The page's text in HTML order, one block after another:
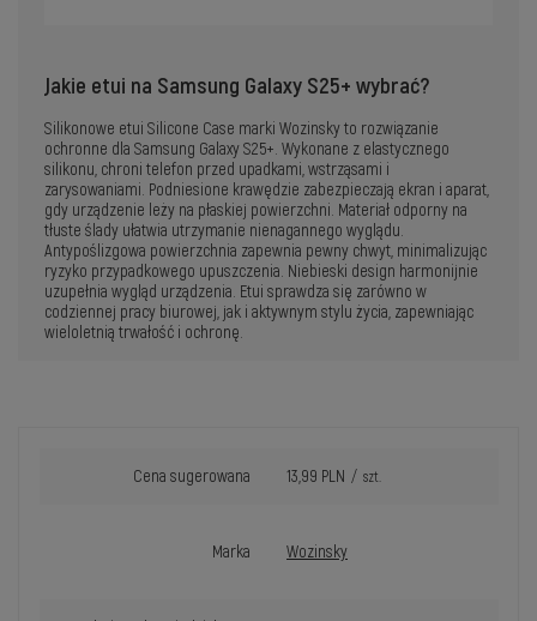
Jakie etui na Samsung Galaxy S25+ wybrać?
Silikonowe etui Silicone Case marki Wozinsky to rozwiązanie
ochronne dla Samsung Galaxy S25+. Wykonane z elastycznego
silikonu, chroni telefon przed upadkami, wstrząsami i
zarysowaniami. Podniesione krawędzie zabezpieczają ekran i aparat,
gdy urządzenie leży na płaskiej powierzchni. Materiał odporny na
tłuste ślady ułatwia utrzymanie nienagannego wyglądu.
Antypoślizgowa powierzchnia zapewnia pewny chwyt, minimalizując
ryzyko przypadkowego upuszczenia. Niebieski design harmonijnie
uzupełnia wygląd urządzenia. Etui sprawdza się zarówno w
codziennej pracy biurowej, jak i aktywnym stylu życia, zapewniając
wieloletnią trwałość i ochronę.
Cena sugerowana 13,99 PLN / szt.
Marka Wozinsky